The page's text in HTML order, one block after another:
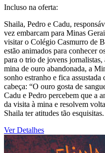
Incluso na oferta:
Shaila, Pedro e Cadu,
vez embarcam para Minas
visitar o Colégio Casmurro de
estão animados para conhecer
para o trio de jovens
mina de ouro abandonada, a
sonho estranho e fica
cabeça: “O ouro gosta de
Cadu e Pedro percebem que a
da visita à mina e resolvem
Shaila ter atitudes tão esquisitas.
Ver Detalhes